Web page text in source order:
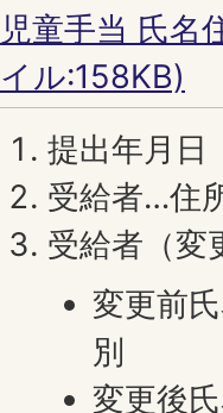
児童手当 氏名
イル:158KB)
提出年月日
受給者…住
受給者（変
変更前
別
変更後